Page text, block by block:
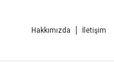
Hakkımızda İletişim